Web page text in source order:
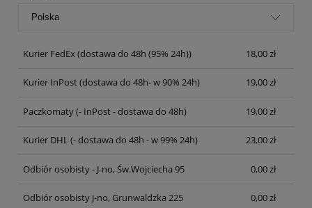
Kurier FedEx(dostawa do 48h (95% 24h)) 18,00 zł
Kurier InPost(dostawa do 48h- w 90% 24h) 19,00 zł
Paczkomaty(- InPost - dostawa do 48h) 19,00 zł
Kurier DHL(- dostawa do 48h - w 99% 24h) 23,00 zł
Odbiór osobisty - J-no, Św.Wojciecha 95 0,00 zł
Odbiór osobisty J-no, Grunwaldzka 225 0,00 zł